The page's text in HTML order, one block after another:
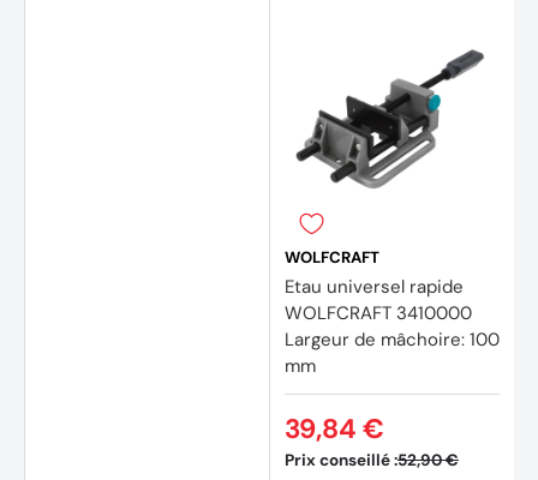
WOLFCRAFT
Etau universel rapide
WOLFCRAFT 3410000
Largeur de mâchoire: 100
mm
Prix conseillé :52,90 €
39,84 €